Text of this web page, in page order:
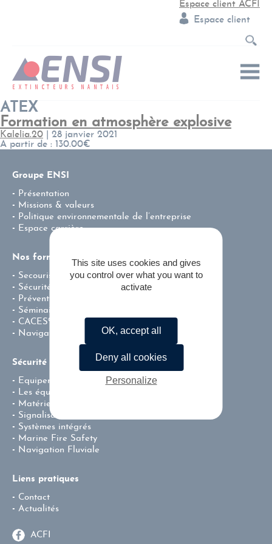
Espace client ACFI
Espace client
ATEX
Formation en atmosphère explosive
Kalelia.20
28 janvier 2021
A partir de : 130.00€
Groupe ENSI
Présentation
Missions & valeurs
Politique environnementale de l’entreprise
Espace carrière
Nos formations
Secourisme
Sécurité incendie
Prévention – Centre de Test CACES®
Séminaire team building
CACES®
Navigation fluviale professionnelle
Sécurité & incendie
Equipement de protection individuel
Les équipements de lutte contre l’incendie
Matériel de secours
Signalisation
Systèmes intégrés
Marine Fire Safety
Navigation Fluviale
Liens pratiques
Contact
Actualités
ACFI
This site uses cookies and gives
you control over what you want to
activate
OK, accept all
Deny all cookies
Personalize